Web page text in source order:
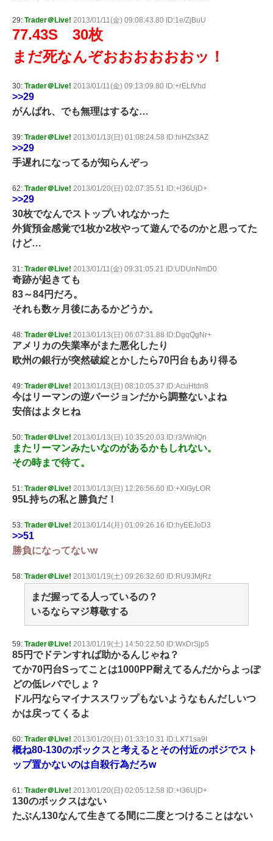
29: Trader＠Live! 2013/01/11(金) 09:08:43.80 ID:1e/ZjBuU
77.43S 30枚
まだ死なんぞおおおおおおッ！
30: Trader＠Live! 2013/01/11(金) 09:13:09.80 ID:+rELtVhd
>>29
がんばれ、でも無理はするな…
39: Trader＠Live! 2013/01/13(日) 01:08:24.58 ID:hiHZs3AZ
>>29
手遅れになってるが知らんぞっ
62: Trader＠Live! 2013/01/20(日) 02:07:35.51 ID:+l36UjD+
>>29
30枚でなんでストップいれなかった
外貨預金感覚で1枚か2枚やって遊んでるのかと思ってた
けど…
31: Trader＠Live! 2013/01/11(金) 09:31:05.21 ID:UDUnNmD0
奇跡が起きても
83～84円だろ。
それも数ヶ月後にあるかどうか。
48: Trader＠Live! 2013/01/13(日) 06:07:31.88 ID:DgqQgNr+
アメリカの失業率がまた悪化したり
欧州の銀行が突然破綻とかしたら70円台もあり得る
49: Trader＠Live! 2013/01/13(日) 08:10:05.37 ID:AcuHtdn8
今はリーマンの逆バージョンだから調整ないよね
安倍はよタヒね
50: Trader＠Live! 2013/01/13(日) 10:35:20.03 ID:r3/WnIQn
またリーマンみたいなのがあるかもしれない。
その時まで待て。
51: Trader＠Live! 2013/01/13(日) 12:26:56.60 ID:+XIGyLOR
95L持ちの私と勝負だ！
53: Trader＠Live! 2013/01/14(月) 01:09:26.16 ID:hyEEJoD3
>>51
勝負になってないw
58: Trader＠Live! 2013/01/19(土) 09:26:32.60 ID:RU9JMjRz
まだ握ってる人っているの？
いるならマジ尊敬する
59: Trader＠Live! 2013/01/19(土) 14:50:22.50 ID:WxDrSjp5
85円でドテンすれば助かるんじゃね？
てか70円台Sってことは1000PP耐えてるんだからよっぽ
どの低レバでしょ？
ドル円ならマイナススワップもないようなもんだしいつ
かは戻ってくるよ
60: Trader＠Live! 2013/01/20(日) 01:33:10.31 ID:LX71sa9I
概ね80-130のボックスと考えるとその付近のポジでスト
ップ置かないのは自殺行為だろw
61: Trader＠Live! 2013/01/20(日) 02:05:12.58 ID:+l36UjD+
130のボックスはない
たぶん130なんて生きてる間に二度とつけることはない